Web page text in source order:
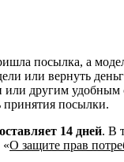
посылка, а
или вернуть
или другим
принятия посылки.
14 дней. В
«О защите прав